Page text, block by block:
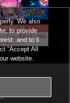
て
We also
to provide
and to li
“Accept All
website.